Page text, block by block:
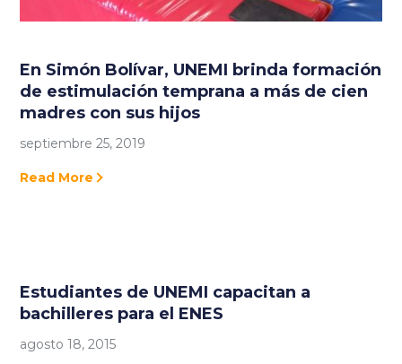
En Simón Bolívar, UNEMI brinda formación
de estimulación temprana a más de cien
madres con sus hijos
septiembre 25, 2019
Read More
Estudiantes de UNEMI capacitan a
bachilleres para el ENES
agosto 18, 2015